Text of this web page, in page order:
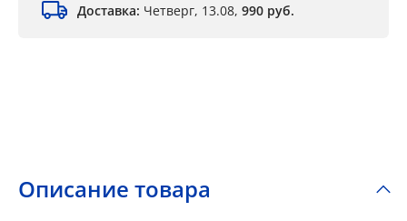
Доставка: Четверг, 13.08, 990 руб.
Описание товара